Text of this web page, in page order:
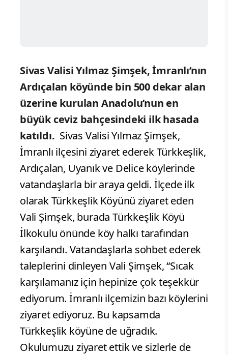
Sivas Valisi Yılmaz Şimşek, İmranlı’nın
Ardıçalan köyünde bin 500 dekar alan
üzerine kurulan Anadolu’nun en
büyük ceviz bahçesindeki ilk hasada
katıldı. Sivas Valisi Yılmaz Şimşek,
İmranlı ilçesini ziyaret ederek Türkkeşlik,
Ardıçalan, Uyanık ve Delice köylerinde
vatandaşlarla bir araya geldi. İlçede ilk
olarak Türkkeşlik Köyünü ziyaret eden
Vali Şimşek, burada Türkkeşlik Köyü
İlkokulu önünde köy halkı tarafından
karşılandı. Vatandaşlarla sohbet ederek
taleplerini dinleyen Vali Şimşek, “Sıcak
karşılamanız için hepinize çok teşekkür
ediyorum. İmranlı ilçemizin bazı köylerini
ziyaret ediyoruz. Bu kapsamda
Türkkeşlik köyüne de uğradık.
Okulumuzu ziyaret ettik ve sizlerle de